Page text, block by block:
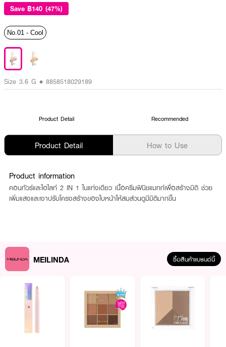
Save ฿140 (47%)
No.01 - Cool
Size 3.6 G • 8858518029189
Product Detail Recommended
Product Detail How to Use
Product information
คอนทัวร์และไฮไลท์ 2 IN 1 ในแท่งเดียว เนื้อครีมฟินิชแมทท์เพื่อสร้างมิติ ช่วย
เพิ่มแสงและเงาปรับโครงสร้างของใบหน้าให้สมส่วนดูมีมิติมากขึ้น
MEILINDA ซื้อสินค้าแบรนด์นี้